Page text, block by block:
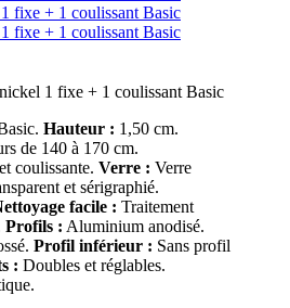
Hauteur : 1,50 cm.
de 140 à 170 cm.
coulissante. Verre : Verre
et sérigraphié.
facile : Traitement
Profils : Aluminium anodisé.
Profil inférieur : Sans profil
: Doubles et réglables.